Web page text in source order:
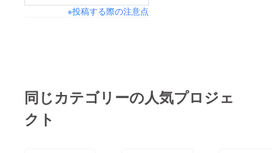
※投稿する際の注意点
同じカテゴリーの人気プロジェ
クト